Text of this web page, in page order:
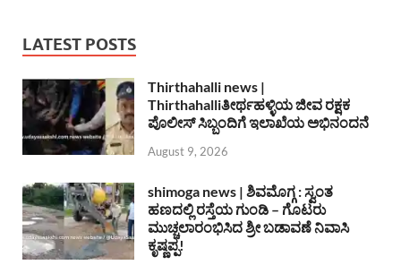
LATEST POSTS
Thirthahalli news |
Thirthahalliತೀರ್ಥಹಳ್ಳಿಯ ಜೀವ ರಕ್ಷಕ
ಪೊಲೀಸ್ ಸಿಬ್ಬಂದಿಗೆ ಇಲಾಖೆಯ ಅಭಿನಂದನೆ
August 9, 2026
shimoga news | ಶಿವಮೊಗ್ಗ : ಸ್ವಂತ
ಹಣದಲ್ಲಿ ರಸ್ತೆಯ ಗುಂಡಿ – ಗೊಟರು
ಮುಚ್ಚಲಾರಂಭಿಸಿದ ಶ್ರೀ ಬಡಾವಣೆ ನಿವಾಸಿ
ಕೃಷ್ಣಪ್ಪ!